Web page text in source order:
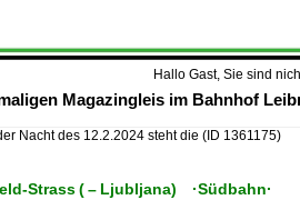
Hallo Gast, Sie sind
Magazingleis im Bahnhof
Nacht des 12.2.2024 steht die (ID 1361175)
Strass ( – Ljubljana) ·Südbahn·